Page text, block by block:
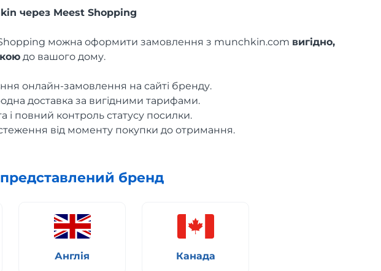
через Meest Shopping
можна оформити замовлення з munchkin.com вигідно,
до вашого дому.
онлайн-замовлення на сайті бренду.
доставка за вигідними тарифами.
і повний контроль статусу посилки.
від моменту покупки до отримання.
бренд
Англія Канада